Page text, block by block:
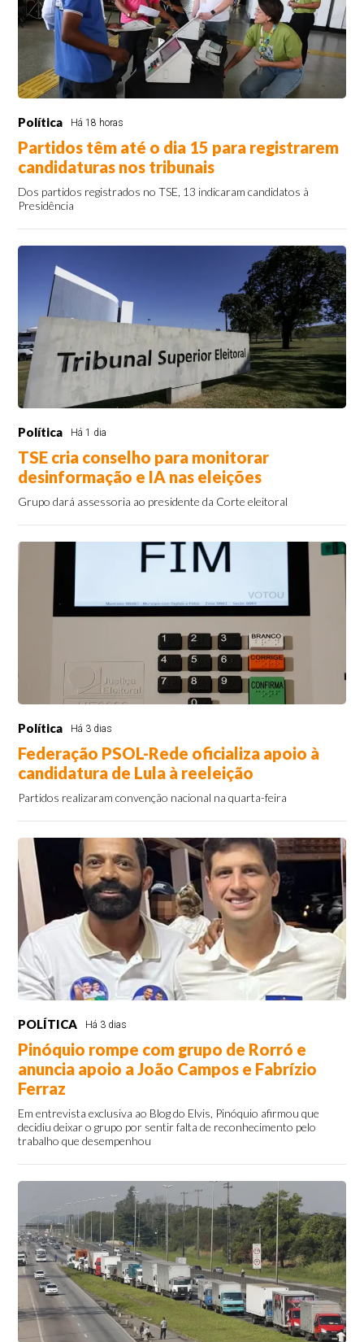
Política Há 18 horas
Partidos têm até o dia 15 para registrarem
candidaturas nos tribunais
Dos partidos registrados no TSE, 13 indicaram candidatos à
Presidência
Política Há 1 dia
TSE cria conselho para monitorar
desinformação e IA nas eleições
Grupo dará assessoria ao presidente da Corte eleitoral
Política Há 3 dias
Federação PSOL-Rede oficializa apoio à
candidatura de Lula à reeleição
Partidos realizaram convenção nacional na quarta-feira
POLÍTICA Há 3 dias
Pinóquio rompe com grupo de Rorró e
anuncia apoio a João Campos e Fabrízio
Ferraz
Em entrevista exclusiva ao Blog do Elvis, Pinóquio afirmou que
decidiu deixar o grupo por sentir falta de reconhecimento pelo
trabalho que desempenhou